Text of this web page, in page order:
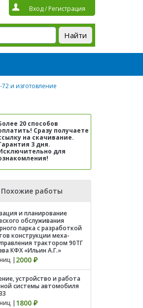
Вход/ Регистрация
и изготовление
20 способов
Сразу получаете
на скачивание.
3 дня.
для
Похожие работы
и планирование
обслуживания
парка с разработкой
конструкции меха-
трактором 90ТГ
КФХ «Ильин А.Г.»
| 2000 ₽
устройство и работа
системы автомобиля
| 1800 ₽